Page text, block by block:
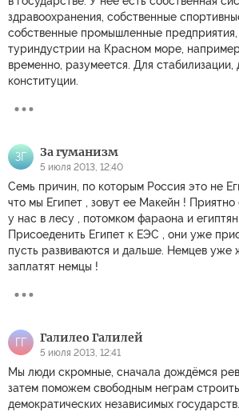
здравоохранения, собственные
собственные промышленные предприятия,
туриндустрии на Красном море,
временно, разумеется. Для стабилизации,
конституции.
ЗГ За гуманизм
5 июля 2013, 12:40
Семь причин, по которым Россия это не
что мы Египет , зовут ее Макейн !
у нас в лесу , потомком фараона и
Присоеденить Египет к ЕЭС , они уже
пусть развиваются и дальше. Немцев уже
заплатят немцы !
ГГ Галилео Галилей
5 июля 2013, 12:41
Мы люди скромные, сначала дождёмся
затем поможем свободным неграм
демократических независимых государств.